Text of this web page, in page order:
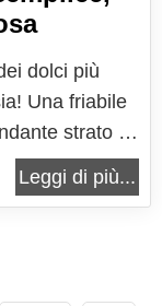
dolci più
Una friabile
strato di
conosciuta ed
tradizionale
Leggi di più...